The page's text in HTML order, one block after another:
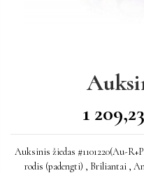
1
Auksinis žiedas #1101220(Au-
rodis (padengti) , Briliantai ,